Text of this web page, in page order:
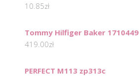
10.85zł
Tommy Hilfiger Baker 1710449
419.00zł
PERFECT M113 zp313c